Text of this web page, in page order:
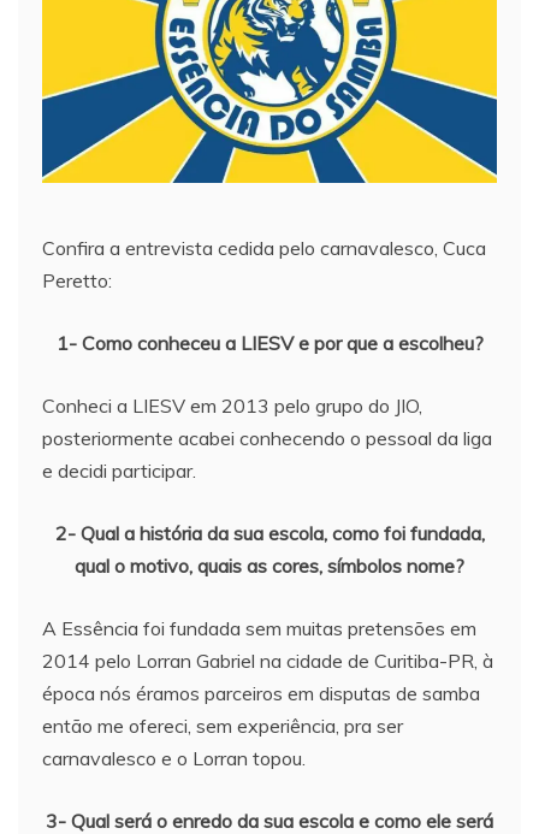
Confira a entrevista cedida pelo carnavalesco, Cuca
Peretto:
1- Como conheceu a LIESV e por que a escolheu?
Conheci a LIESV em 2013 pelo grupo do JIO,
posteriormente acabei conhecendo o pessoal da liga
e decidi participar.
2- Qual a história da sua escola, como foi fundada,
qual o motivo, quais as cores, símbolos nome?
A Essência foi fundada sem muitas pretensões em
2014 pelo Lorran Gabriel na cidade de Curitiba-PR, à
época nós éramos parceiros em disputas de samba
então me ofereci, sem experiência, pra ser
carnavalesco e o Lorran topou.
3- Qual será o enredo da sua escola e como ele será